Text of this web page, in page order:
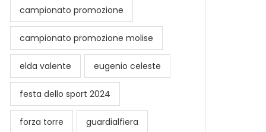
campionato promozione
campionato promozione molise
elda valente eugenio celeste
festa dello sport 2024
forza torre guardialfiera